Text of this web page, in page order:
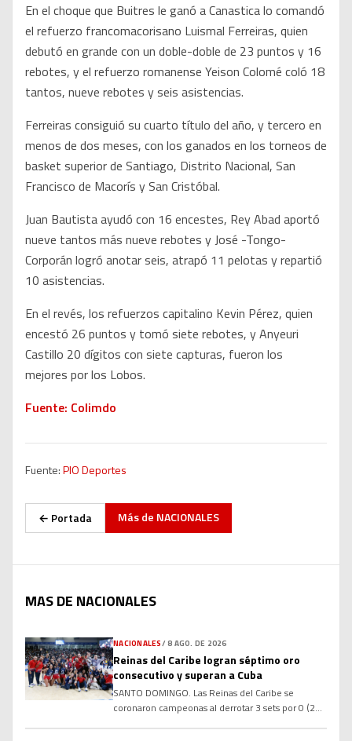
En el choque que Buitres le ganó a Canastica lo comandó
el refuerzo francomacorisano Luismal Ferreiras, quien
debutó en grande con un doble-doble de 23 puntos y 16
rebotes, y el refuerzo romanense Yeison Colomé coló 18
tantos, nueve rebotes y seis asistencias.
Ferreiras consiguió su cuarto título del año, y tercero en
menos de dos meses, con los ganados en los torneos de
basket superior de Santiago, Distrito Nacional, San
Francisco de Macorís y San Cristóbal.
Juan Bautista ayudó con 16 encestes, Rey Abad aportó
nueve tantos más nueve rebotes y José -Tongo-
Corporán logró anotar seis, atrapó 11 pelotas y repartió
10 asistencias.
En el revés, los refuerzos capitalino Kevin Pérez, quien
encestó 26 puntos y tomó siete rebotes, y Anyeuri
Castillo 20 dígitos con siete capturas, fueron los
mejores por los Lobos.
Fuente: Colimdo
Fuente:PIO Deportes
← Portada Más de NACIONALES
MAS DE NACIONALES
NACIONALES/8 AGO. DE 2026
Reinas del Caribe logran séptimo oro
consecutivo y superan a Cuba
SANTO DOMINGO. Las Reinas del Caribe se
coronaron campeonas al derrotar 3 sets por 0 (25-